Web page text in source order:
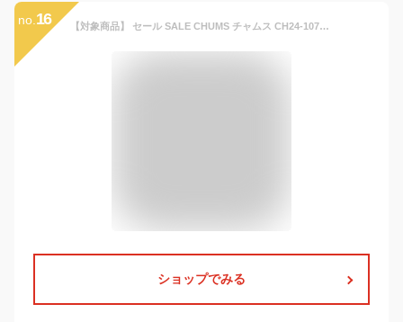
no. 16 【対象商品】 セール SALE CHUMS チャムス CH24-1076 キッズ レディバグ パーカー KIDS LADYBUG PARKA キッズ 男の子 女の子 ジャケット アウター ウィンドブレーカー アウトドア キャンプ 通学 通園 軽量 撥水 UVカット 静電気防止 パッカブル 持ち運び 26ss 春夏 新作
ショップでみる